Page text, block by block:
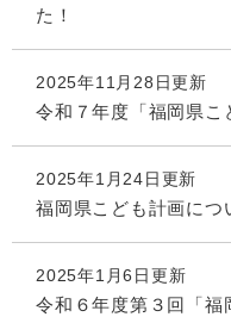
た！
2025年11月28日更新
令和７年度「福岡県こ
2025年1月24日更新
福岡県こども計画につ
2025年1月6日更新
令和６年度第３回「福